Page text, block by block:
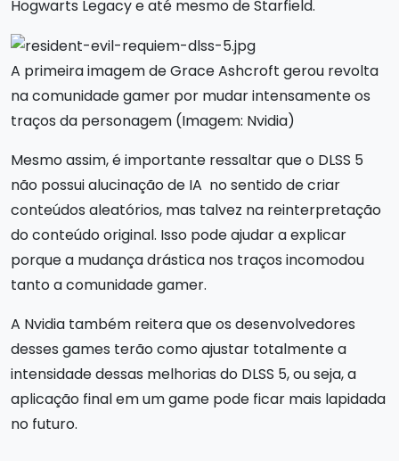
Hogwarts Legacy e até mesmo de Starfield.
A primeira imagem de Grace Ashcroft gerou revolta
na comunidade gamer por mudar intensamente os
traços da personagem (Imagem: Nvidia)
Mesmo assim, é importante ressaltar que o DLSS 5
não possui alucinação de IA no sentido de criar
conteúdos aleatórios, mas talvez na reinterpretação
do conteúdo original. Isso pode ajudar a explicar
porque a mudança drástica nos traços incomodou
tanto a comunidade gamer.
A Nvidia também reitera que os desenvolvedores
desses games terão como ajustar totalmente a
intensidade dessas melhorias do DLSS 5, ou seja, a
aplicação final em um game pode ficar mais lapidada
no futuro.